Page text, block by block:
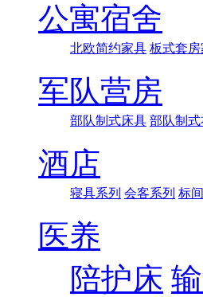
公寓宿舍
北欧简约家具 板式套
军队营房
部队制式床具 部队制
酒店
寝具系列 会客系列 标
医养
陪护床